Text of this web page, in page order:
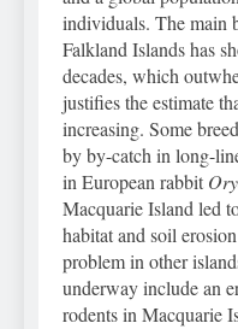
individuals. The main
Falkland Islands has
decades, which
justifies the estimate
increasing. Some
by by-catch in long-
in European rabbit
Macquarie Island led
habitat and soil
problem in other
underway include an
rodents in Macquarie